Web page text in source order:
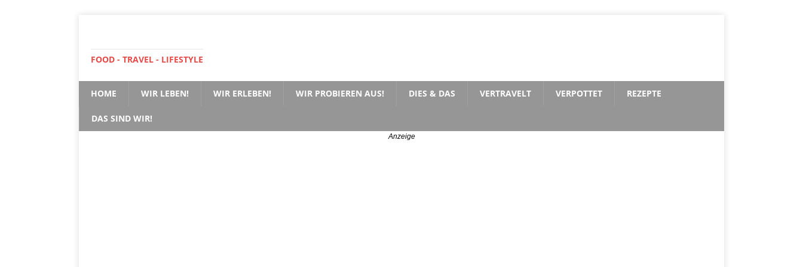
FOOD - TRAVEL - LIFESTYLE
HOME WIR LEBEN! WIR ERLEBEN! WIR PROBIEREN AUS! DIES & DAS VERTRAVELT VERPOTTET REZEPTE
DAS SIND WIR!